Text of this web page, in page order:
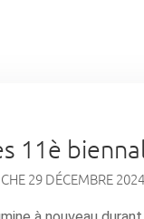
11è
29 DÉCEMBRE 2024